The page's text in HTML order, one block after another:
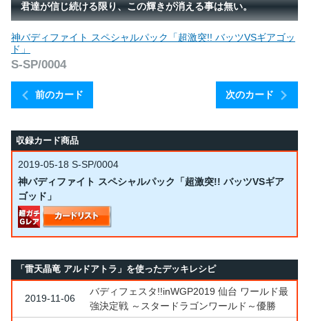
君達が信じ続ける限り、この輝きが消える事は無い。
前のカード
神バディファイト スペシャルパック「超激突!! バッツVSギアゴッ
ド」
S-SP/0004
次のカード
収録カード商品
2019-05-18 S-SP/0004
神バディファイト スペシャルパック「超激突!! バッツVSギア
ゴッド」
「雷天晶竜 アルドアトラ」を使ったデッキレシピ
2019-11-06
バディフェスタ!!inWGP2019 仙台 ワールド最
強決定戦 ～スタードラゴンワールド～優勝